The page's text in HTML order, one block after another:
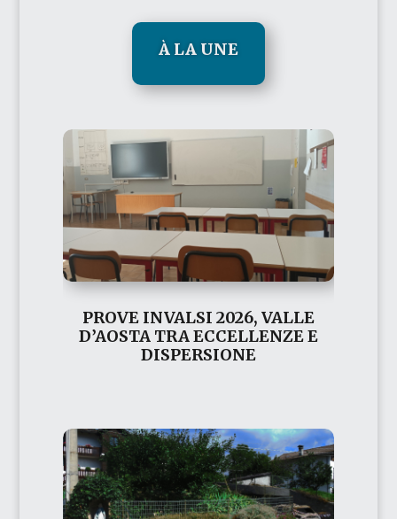
À LA UNE
PROVE INVALSI 2026, VALLE
D’AOSTA TRA ECCELLENZE E
DISPERSIONE